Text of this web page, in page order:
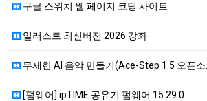
구글 스위치 웹 페이지 코딩 사이트
일러스트 최신버젼 2026 강좌
무제한 AI 음악 만들기(Ace-Step 1.5 오픈소…
[펌웨어] ipTIME 공유기 펌웨어 15.29.0